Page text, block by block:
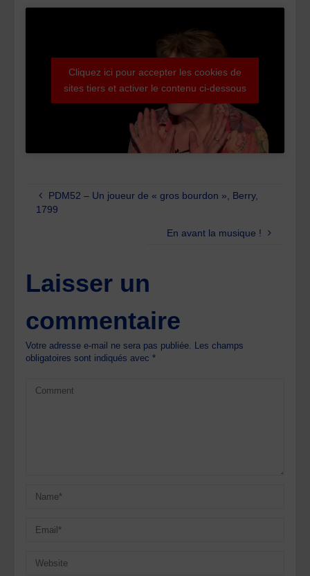
Cliquez ici pour accepter les cookies de
sites tiers et activer le contenu ci-dessous
PDM52 – Un joueur de « gros bourdon », Berry,
1799
En avant la musique !
Laisser un
commentaire
Votre adresse e-mail ne sera pas publiée. Les champs
obligatoires sont indiqués avec*